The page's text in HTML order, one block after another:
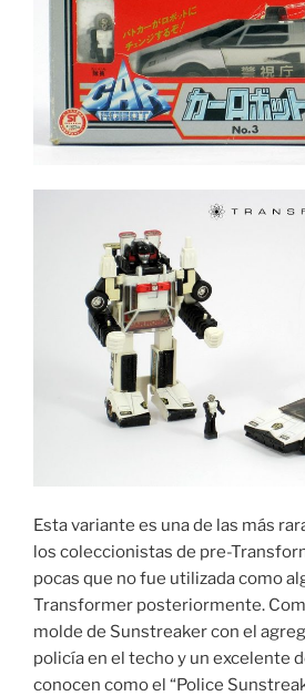
Esta variante es una de las más
los coleccionistas de pre-
pocas que no fue utilizada como
Transformer posteriormente.
molde de Sunstreaker con el
policía en el techo y un excelente
conocen como el “Police